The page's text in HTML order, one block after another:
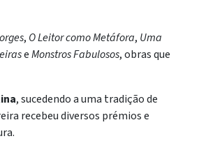
, O Leitor como Metáfora, Uma
eMonstros Fabulosos, obras que
, sucedendo a uma tradição de
recebeu diversos prémios e